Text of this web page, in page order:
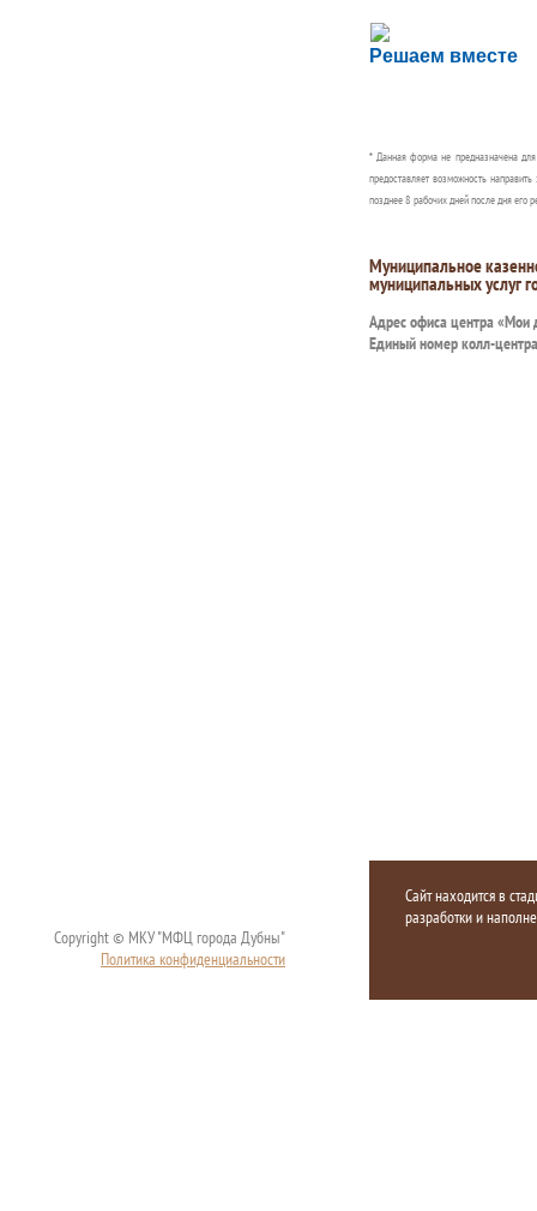
Решаем вместе
Сложности с
Сообщите об этом
* Данная форма не предназначена
предоставляет возможность
позднее 8 рабочих дней после дня его
Муниципальное
муниципальных услуг
Адрес офиса центра «Мои
Единый номер колл-
Copyright © МКУ "МФЦ города Дубны"
Политика конфиденциальности
Сайт находится в
разработки и